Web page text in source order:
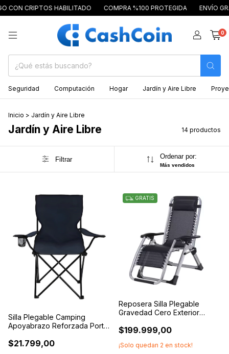
HABILITADO COMPRA %100 PROTEGIDA ENVÍO GRATIS A
0
Seguridad Computación Hogar Jardín y Aire Libre
Inicio > Jardín y Aire Libre
Jardín y Aire Libre 14 productos
Filtrar Ordenar por:
Más vendidos
Silla Plegable Camping
Apoyabrazo Reforzada Porta
$21.799,00
GRATIS
Reposera Silla Plegable
Gravedad Cero Exterior
$199.999,00
¡Solo quedan 2 en stock!